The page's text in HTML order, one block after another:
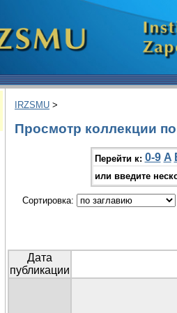
IRZSMU >
Просмотр коллекции
Перейти к: 0-9 A
или введите
Сортировка:
Дата
публикации